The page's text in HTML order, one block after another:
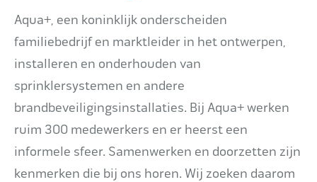
Aqua+, een koninklijk onderscheiden
familiebedrijf en marktleider in het ontwerpen,
installeren en onderhouden van
sprinklersystemen en andere
brandbeveiligingsinstallaties. Bij Aqua+ werken
ruim 300 medewerkers en er heerst een
informele sfeer. Samenwerken en doorzetten zijn
kenmerken die bij ons horen. Wij zoeken daarom